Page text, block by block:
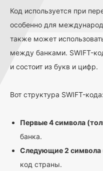
Код используется при
особенно для
также может
между банками. SWIFT-
и состоит из букв и цифр.
Вот структура SWIFT-кода:
Первые 4 символа
банка.
Следующие 2 символа
код страны.